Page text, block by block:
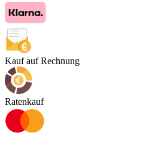
Kauf auf Rechnung
Ratenkauf